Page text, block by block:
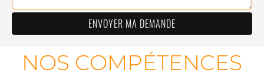
NOS COMPÉTENCES